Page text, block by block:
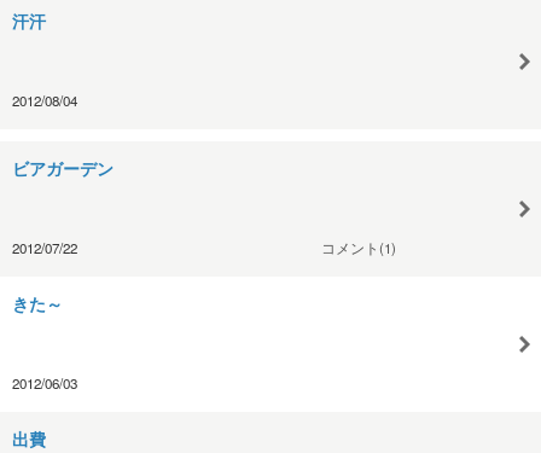
汗汗
2012/08/04
ビアガーデン
2012/07/22 コメント(1)
きた～
2012/06/03
出費